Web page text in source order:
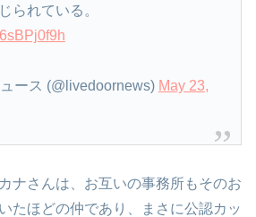
られている。
ース (@livedoornews) May 23,
ナさんは、お互いの事務所もそのお
たほどの仲であり、まさに公認カッ